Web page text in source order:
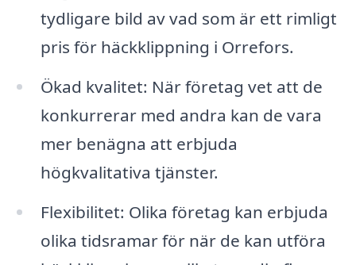
tydligare bild av vad som är ett rimligt
pris för häckklippning i Orrefors.
Ökad kvalitet: När företag vet att de
konkurrerar med andra kan de vara
mer benägna att erbjuda
högkvalitativa tjänster.
Flexibilitet: Olika företag kan erbjuda
olika tidsramar för när de kan utföra